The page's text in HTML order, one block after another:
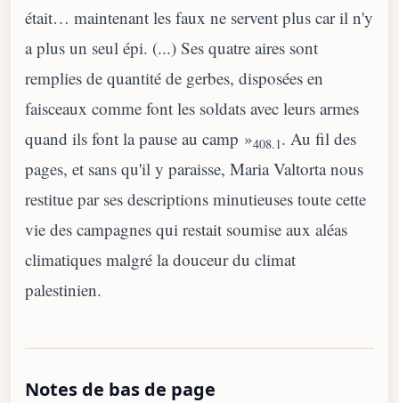
était… maintenant les faux ne servent plus car il n'y
a plus un seul épi. (...) Ses quatre aires sont
remplies de quantité de gerbes, disposées en
faisceaux comme font les soldats avec leurs armes
quand ils font la pause au camp »408.1. Au fil des
pages, et sans qu'il y paraisse, Maria Valtorta nous
restitue par ses descriptions minutieuses toute cette
vie des campagnes qui restait soumise aux aléas
climatiques malgré la douceur du climat
palestinien.
Notes de bas de page